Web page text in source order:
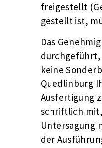
freigestellt
gestellt ist,
Das
durchgeführt,
keine
Quedlinburg
Ausfertigung
schriftlich
Untersagung
der